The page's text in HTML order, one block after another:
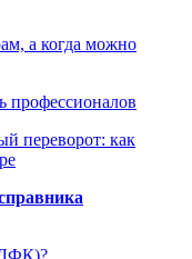
а когда можно
профессионалов
переворот: как